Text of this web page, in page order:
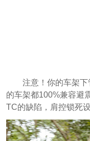
注意！你的车架
的车架都100%兼容避
TC的缺陷，肩控锁死